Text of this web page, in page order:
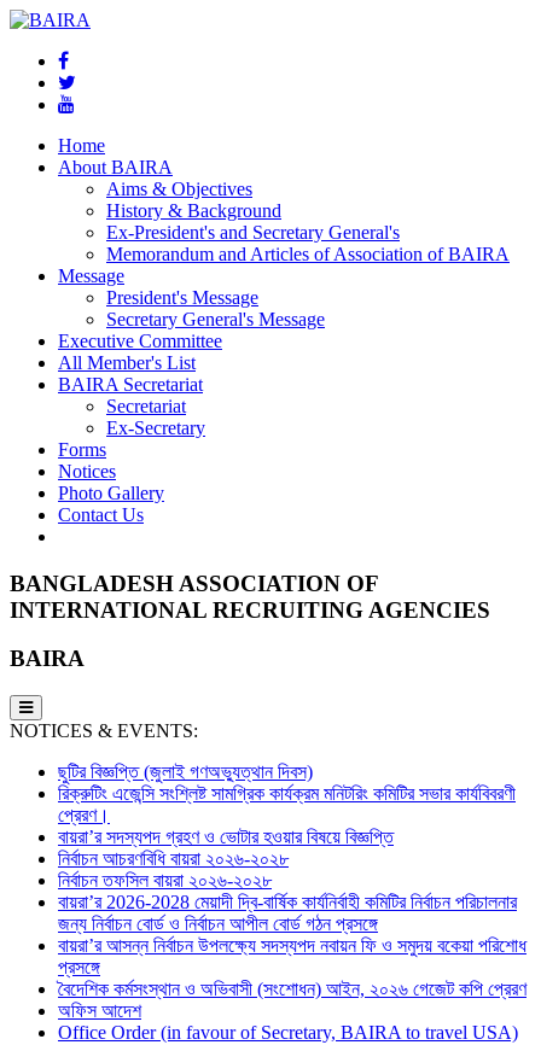
Home
About BAIRA
Aims & Objectives
History & Background
Ex-President's and Secretary General's
Memorandum and Articles of Association of BAIRA
Message
President's Message
Secretary General's Message
Executive Committee
All Member's List
BAIRA Secretariat
Secretariat
Ex-Secretary
Forms
Notices
Photo Gallery
Contact Us
BANGLADESH ASSOCIATION OF
INTERNATIONAL RECRUITING AGENCIES
BAIRA
NOTICES & EVENTS:
ছুটির বিজ্ঞপ্তি (জুলাই গণঅভ্যুত্থান দিবস)
রিক্রুটিং এজেন্সি সংশ্লিষ্ট সামগ্রিক কার্যক্রম মনিটরিং কমিটির সভার কার্যবিবরণী
প্রেরণ।
বায়রা’র সদস্যপদ গ্রহণ ও ভোটার হওয়ার বিষয়ে বিজ্ঞপ্তি
নির্বাচন আচরণবিধি বায়রা ২০২৬-২০২৮
নির্বাচন তফসিল বায়রা ২০২৬-২০২৮
বায়রা’র 2026-2028 মেয়াদী দ্বি-বার্ষিক কার্যনির্বাহী কমিটির নির্বাচন পরিচালনার
জন্য নির্বাচন বোর্ড ও নির্বাচন আপীল বোর্ড গঠন প্রসঙ্গে
বায়রা’র আসন্ন নির্বাচন উপলক্ষ্যে সদস্যপদ নবায়ন ফি ও সমুদয় বকেয়া পরিশোধ
প্রসঙ্গে
বৈদেশিক কর্মসংস্থান ও অভিবাসী (সংশোধন) আইন, ২০২৬ গেজেট কপি প্রেরণ
অফিস আদেশ
Office Order (in favour of Secretary, BAIRA to travel USA)